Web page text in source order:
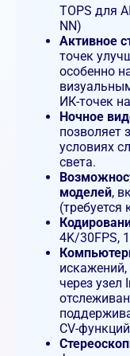
TOPS для
NN)
Активное
точек
особенно
ИК-точек
Ночное
позволяет
условиях
света.
моделей,
(требуется
4K/30FPS,
через узел
CV-